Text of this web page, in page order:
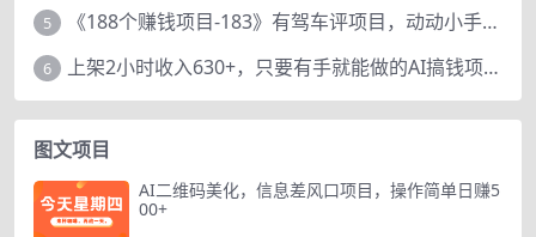
5 《188个赚钱项目-183》有驾车评项目，动动小手，复制粘贴赚44元！
6 上架2小时收入630+，只要有手就能做的AI搞钱项目，奶奶看完都能学会!
图文项目
AI二维码美化，信息差风口项目，操作简单日赚5
00+